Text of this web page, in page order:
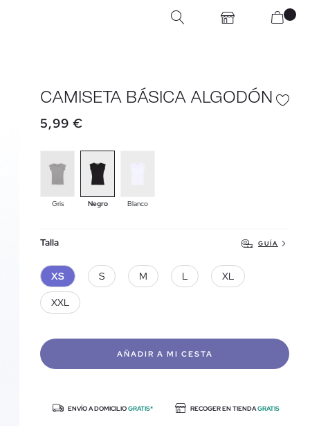
CAMISETA BÁSICA ALGODÓN
5,99 €
Gris Negro Blanco
Talla GUÍA
XS S M L XL
XXL
AÑADIR A MI CESTA
ENVÍO A DOMICILIOGRATIS* RECOGER EN TIENDAGRATIS